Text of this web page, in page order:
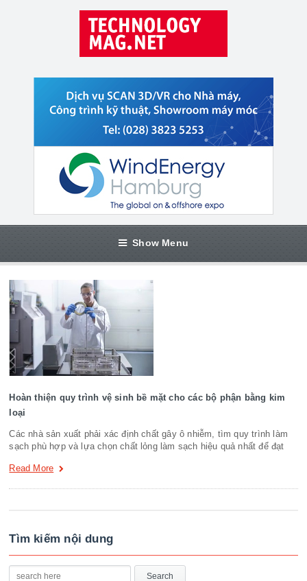
Show Menu
Hoàn thiện quy trình vệ sinh bề mặt cho các bộ phận bằng kim
loại
Các nhà sản xuất phải xác định chất gây ô nhiễm, tìm quy trình làm
sạch phù hợp và lựa chọn chất lỏng làm sạch hiệu quả nhất để đạt
Read More
Tìm kiếm nội dung